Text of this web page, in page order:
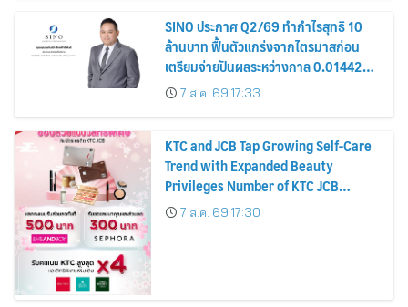
SINO ประกาศ Q2/69 ทำกำไรสุทธิ 10
ล้านบาท ฟื้นตัวแกร่งจากไตรมาสก่อน
เตรียมจ่ายปันผลระหว่างกาล 0.014423
บาทต่อหุ้น ครึ่งปีหลังมุ่งเติบโตต่อเนื่อง
7 ส.ค. 69 17:33
KTC and JCB Tap Growing Self-Care
Trend with Expanded Beauty
Privileges Number of KTC JCB
Cardmembers Spending on
Cosmetics Rises 26%
7 ส.ค. 69 17:30